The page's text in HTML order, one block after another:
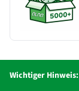
Wichtiger Hinweis: